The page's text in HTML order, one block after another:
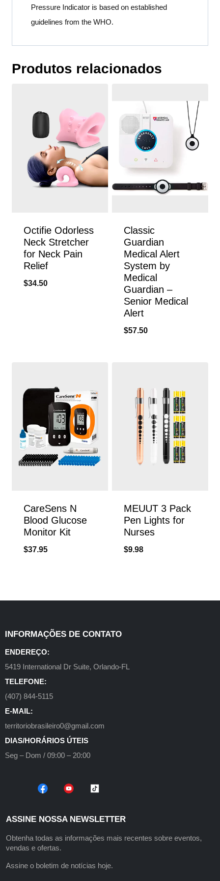
Pressure Indicator is based on established
guidelines from the WHO.
Produtos relacionados
Octifie Odorless
Neck Stretcher
for Neck Pain
Relief
$34.50
Classic
Guardian
Medical Alert
System by
Medical
Guardian –
Senior Medical
Alert
$57.50
CareSens N
Blood Glucose
Monitor Kit
$37.95
MEUUT 3 Pack
Pen Lights for
Nurses
$9.98
INFORMAÇÕES DE CONTATO
ENDEREÇO:
5419 International Dr Suite, Orlando-FL
TELEFONE:
(407) 844-5115
E-MAIL:
territoriobrasileiro0@gmail.com
DIAS/HORÁRIOS ÚTEIS
Seg – Dom / 09:00 – 20:00
ASSINE NOSSA NEWSLETTER
Obtenha todas as informações mais recentes sobre eventos,
vendas e ofertas.
Assine o boletim de notícias hoje.